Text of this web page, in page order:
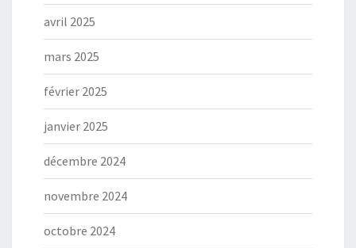
avril 2025
mars 2025
février 2025
janvier 2025
décembre 2024
novembre 2024
octobre 2024